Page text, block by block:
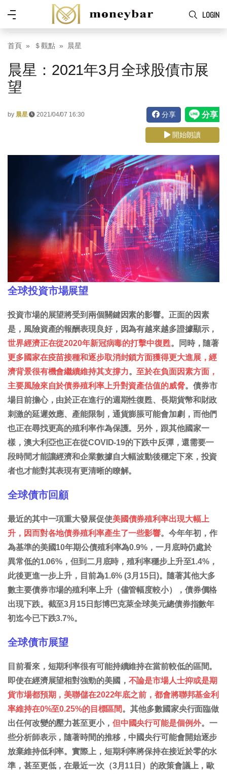
Skip to main content
LOGIN
功
能
表
首頁 ＄觀點 晨星
晨星：2021年3月全球股債市展
望
by 晨星 2021/04/07 16:30 分享
開始朗讀
全球投資市場展望
投資市場的展望將受到兩個關鍵因素的影響。正面的因素
是，風險資產的報酬表現良好，因為有越來越多證據顯示，
世界經濟正在從2020年新冠病毒的打擊中復甦。同時，隨著
更多國家在疫苗接種和逐步取消封鎖方面獲得更大進展，經
濟背景很有機會繼續維持其支撐力。至於在負面因素方面，
主要風險來自於債券殖利率上升對資產估值的威脅。債券市
場目前擔心，由於正在進行的週期性復甦、長期貨幣和財政
刺激的延遲效應、產能限制，通貨膨脹可能會加劇，而他們
也正在尋找更高的殖利率作為保護。另外，跟其他國家一
樣，澳大利亞也正在從COVID-19的下跌中反彈，還需要一
段時間才能讓經濟和企業數據自大幅波動後穩定下來，投資
者也才能對其表現有更清晰的瞭解。
全球債市回顧
最近的其中一項重大發展促使美國債券殖利率出現大幅上
升，因而對各地債券殖利率產生了一些影響。今年年初，作
為基準的美國10年期公債殖利率為0.9%，一月底時仍處於
異常低的1.06%，但到二月底時，殖利率穩步上升至1.4%，
此後更進一步上升，目前為1.6% (3月15日)。隨著其他大多
數主要債券市場的殖利率上升（儘管幅度較小），債券價格
出現下跌。截至3月15日彭博巴克萊全球美元總債券指數年
初迄今已下跌3.7%。
全球債市展望
目前看來，短期利率很有可能持續維持在當前較低的區間。
即使在經濟展望相對強勁的美國， 不論是市場人士抑或是期
貨市場都預期，美聯儲在2022年底之前，都會將聯邦基金利
率維持在0%至0.25%的目標區間 。其他多數國家央行面臨做
出任何改變的壓力甚至更小， 但中國央行可能是個例外。一
些分析師表示，隨著時間的推移，中國央行可能會開始逐步
放棄維持低利率。實際上，短期利率將保持在接近於零的水
準，甚至更低，在最近一次（3月11日）的政策會議上，歐